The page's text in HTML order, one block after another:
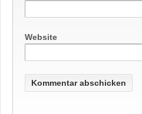
Website